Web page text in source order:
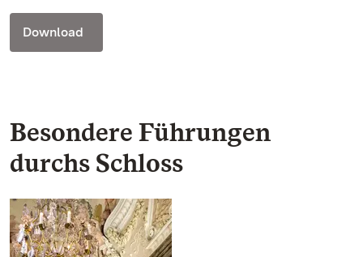
Download
Besondere Führungen
durchs Schloss